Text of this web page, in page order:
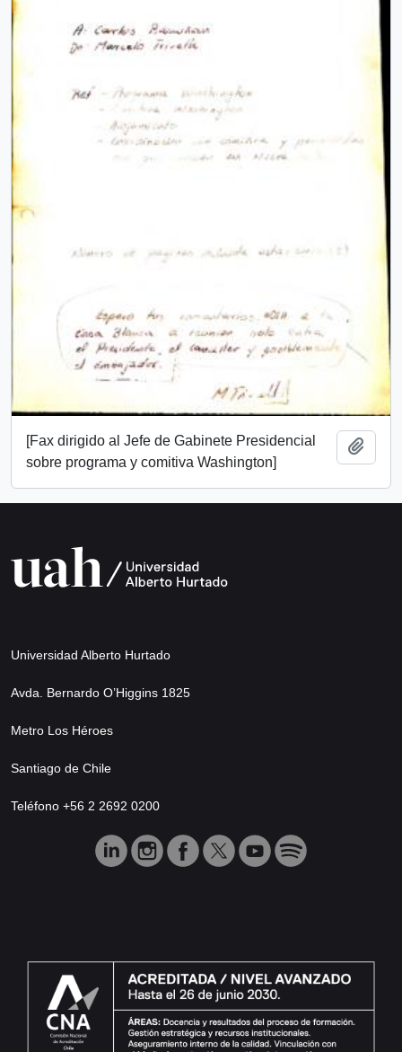
[Fax dirigido al Jefe de Gabinete Presidencial
sobre programa y comitiva Washington]
Universidad Alberto Hurtado
Avda. Bernardo O’Higgins 1825
Metro Los Héroes
Santiago de Chile
Teléfono +56 2 2692 0200